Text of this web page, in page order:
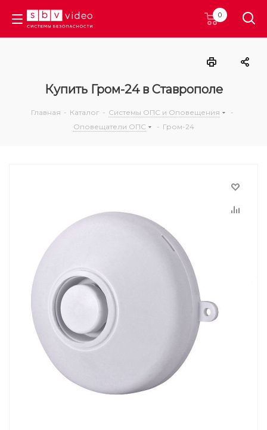
0
Купить Гром-24 в Ставрополе
Главная - Каталог - Системы ОПС и Оповещения
-
Оповещатели ОПС
- Гром-24